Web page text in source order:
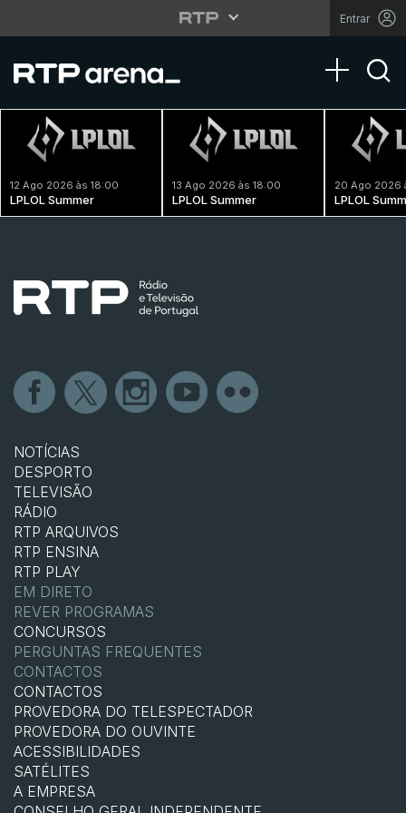
Entrar
Toggle
12 Ago 2026 às 18:00
LPLOL Summer
13 Ago 2026 às 18:00
LPLOL Summer
20 Ago 2026
LPLOL
NOTÍCIAS
DESPORTO
TELEVISÃO
RÁDIO
RTP ARQUIVOS
RTP ENSINA
RTP PLAY
EM DIRETO
REVER PROGRAMAS
CONCURSOS
PERGUNTAS FREQUENTES
CONTACTOS
CONTACTOS
PROVEDORA DO TELESPECTADOR
PROVEDORA DO OUVINTE
ACESSIBILIDADES
SATÉLITES
A EMPRESA